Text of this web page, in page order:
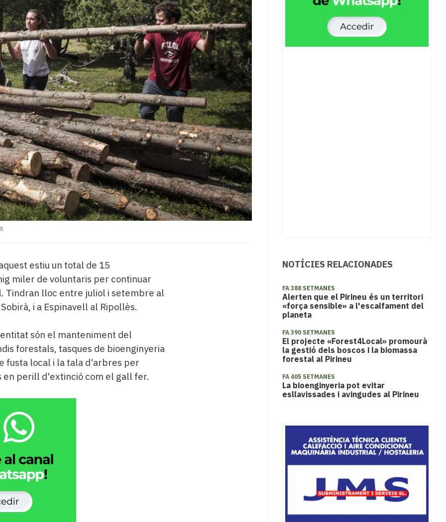
estiu un total de 15
miler de voluntaris per continuar
Tindran lloc entre juliol i setembre al
i a Espinavell al Ripollès.
són el manteniment del
forestals, tasques de bioenginyeria
fusta local i la tala d'arbres per
perill d'extinció com el gall fer.
NOTÍCIES RELACIONADES
FA 388 SETMANES
Alerten que el Pirineu és un territori
«força sensible» a l'escalfament del
planeta
FA 390 SETMANES
El projecte «Forest4Local» promourà
la gestió dels boscos i la biomassa
forestal al Pirineu
FA 405 SETMANES
La bioenginyeria pot evitar
esllavissades i avingudes al Pirineu